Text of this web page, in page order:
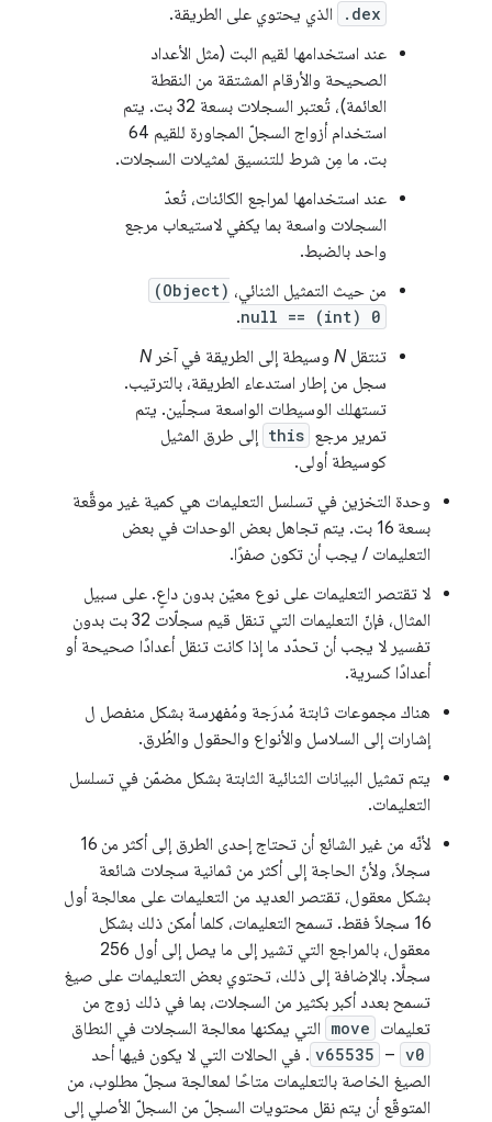
.dex
الذي يحتوي على الطريقة.
عند استخدامها لقيم البت (مثل الأعداد
الصحيحة والأرقام المشتقة من النقطة
العائمة)، تُعتبر السجلات بسعة 32 بت. يتم
استخدام أزواج السجلّ المجاورة للقيم 64
بت. ما مِن شرط للتنسيق لمثيلات السجلات.
عند استخدامها لمراجع الكائنات، تُعدّ
السجلات واسعة بما يكفي لاستيعاب مرجع
واحد بالضبط.
من حيث التمثيل الثنائي، (Object)
null == (int) 0
.
تنتقل N وسيطة إلى الطريقة في آخر N
سجل من إطار استدعاء الطريقة، بالترتيب.
تستهلك الوسيطات الواسعة سجلّين. يتم
تمرير مرجع this إلى طرق المثيل
كوسيطة أولى.
وحدة التخزين في تسلسل التعليمات هي كمية غير موقَّعة
بسعة 16 بت. يتم تجاهل بعض الوحدات في بعض
التعليمات / يجب أن تكون صفرًا.
لا تقتصر التعليمات على نوع معيّن بدون داعٍ. على سبيل
المثال، فإنّ التعليمات التي تنقل قيم سجلّات 32 بت بدون
تفسير لا يجب أن تحدّد ما إذا كانت تنقل أعدادًا صحيحة أو
أعدادًا كسرية.
هناك مجموعات ثابتة مُدرَجة ومُفهرسة بشكل منفصل ل
إشارات إلى السلاسل والأنواع والحقول والطُرق.
يتم تمثيل البيانات الثنائية الثابتة بشكل مضمّن في تسلسل
التعليمات.
لأنّه من غير الشائع أن تحتاج إحدى الطرق إلى أكثر من 16
سجلاً، ولأنّ الحاجة إلى أكثر من ثمانية سجلات شائعة
بشكل معقول، تقتصر العديد من التعليمات على معالجة أول
16 سجلاً فقط. تسمح التعليمات، كلما أمكن ذلك بشكل
معقول، بالمراجع التي تشير إلى ما يصل إلى أول 256
سجلًّا. بالإضافة إلى ذلك، تحتوي بعض التعليمات على صيغ
تسمح بعدد أكبر بكثير من السجلات، بما في ذلك زوج من
تعليمات move التي يمكنها معالجة السجلات في النطاق
v0
–
v65535 . في الحالات التي لا يكون فيها أحد
الصيغ الخاصة بالتعليمات متاحًا لمعالجة سجلّ مطلوب، من
المتوقّع أن يتم نقل محتويات السجلّ من السجلّ الأصلي إلى